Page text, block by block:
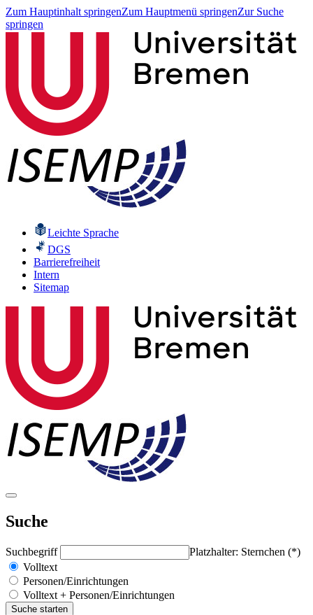
Zum Hauptinhalt springenZum Hauptmenü springenZur Suche
springen
Leichte Sprache
DGS
Barrierefreiheit
Intern
Sitemap
Suche
Suchbegriff
Platzhalter: Sternchen (*)
Volltext
Personen/Einrichtungen
Volltext + Personen/Einrichtungen